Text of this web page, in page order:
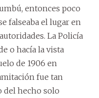
entonces poco
falseaba el lugar en
La Policía
o hacía la vista
de 1906 en
fue tan
del hecho solo